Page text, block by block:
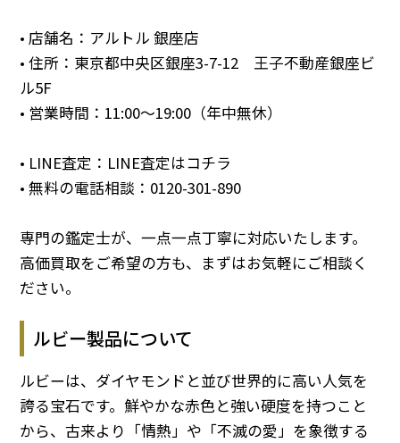
• 店舗名：アルトル 銀座店
• 住所：東京都中央区銀座3-7-12 王子不動産銀座ビ
ル5F
• 営業時間：11:00～19:00（年中無休）
• LINE査定： LINE査定はコチラ
• 無料の電話相談： 0120-301-890
専門の鑑定士が、一点一点丁寧に対応いたします。
高価買取をご希望の方も、まずはお気軽にご相談く
ださい。
ルビー製品について
ルビーは、ダイヤモンドと並び世界的に高い人気を
誇る宝石です。鮮やかな赤色と強い硬度を持つこと
から、古来より「情熱」や「不滅の愛」を象徴する